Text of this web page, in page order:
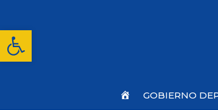
Abrir barra de
contenido
Inicio
GOBIERNO